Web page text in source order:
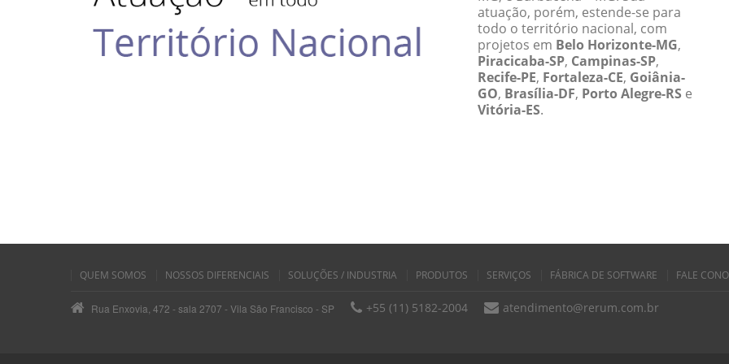
atuação, porém, estende-se para
todo o território nacional, com
projetos em Belo Horizonte-MG,
Piracicaba-SP, Campinas-SP,
Recife-PE, Fortaleza-CE, Goiânia-
GO, Brasília-DF, Porto Alegre-RS e
Vitória-ES.
QUEM SOMOS NOSSOS DIFERENCIAIS SOLUÇÕES / INDUSTRIA PRODUTOS SERVIÇOS FÁBRICA DE SOFTWARE FALE
Rua Enxovia, 472 - sala 2707 - Vila São Francisco - SP +55 (11) 5182-2004 atendimento@rerum.com.br